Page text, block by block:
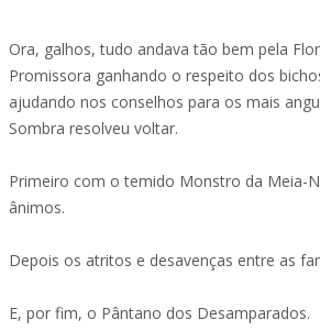
Ora, galhos, tudo andava tão bem pela
Promissora ganhando o respeito dos
ajudando nos conselhos para os mais
Sombra resolveu voltar.
Primeiro com o temido Monstro da Meia-
ânimos.
Depois os atritos e desavenças entre as
E, por fim, o Pântano dos Desamparados.